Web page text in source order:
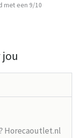
met een 9/10
Horecaoutlet.nl